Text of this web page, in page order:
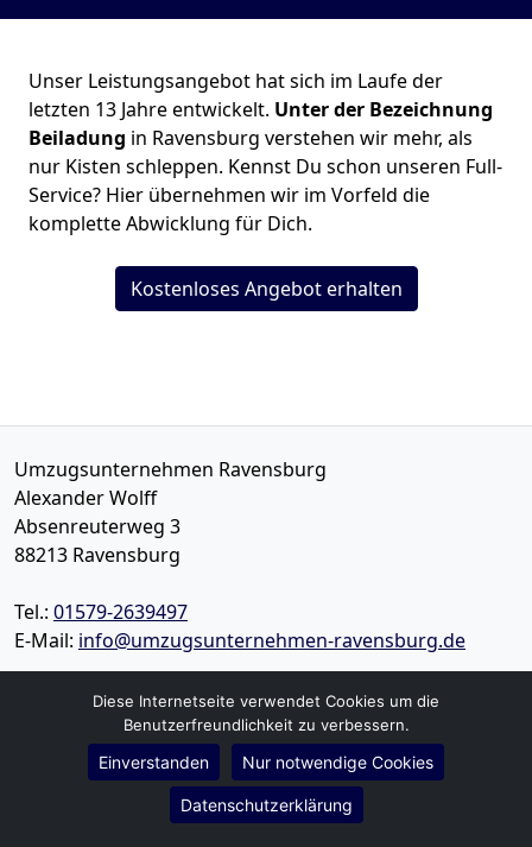
Unser Leistungsangebot hat sich im Laufe der
letzten 13 Jahre entwickelt. Unter der Bezeichnung
Beiladung in Ravensburg verstehen wir mehr, als
nur Kisten schleppen. Kennst Du schon unseren Full-
Service? Hier übernehmen wir im Vorfeld die
komplette Abwicklung für Dich.
Kostenloses Angebot erhalten
Umzugsunternehmen Ravensburg
Alexander Wolff
Absenreuterweg 3
88213 Ravensburg
Tel.: 01579-2639497
E-Mail: info@umzugsunternehmen-ravensburg.de
Öffnungszeiten:Mo - Sa: 09:00 - 16:00 Uhr
Impressum
Diese Internetseite verwendet Cookies um die
Benutzerfreundlichkeit zu verbessern.
Einverstanden Nur notwendige Cookies
Datenschutzerklärung